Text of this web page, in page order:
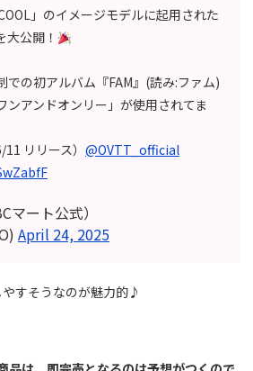
」のイメージモデルに起用された
公開！
での初アルバム『FAM』(読み:ファム)
ンアンドオンリー」が使用されてま
リリース） @OVTT_official
マート公式）
April 24, 2025
すそうなのが魅力的♪